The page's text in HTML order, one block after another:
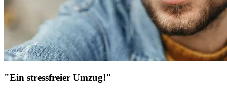
"Ein stressfreier Umzug!"